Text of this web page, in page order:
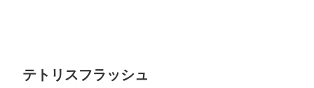
テトリスフラッシュ